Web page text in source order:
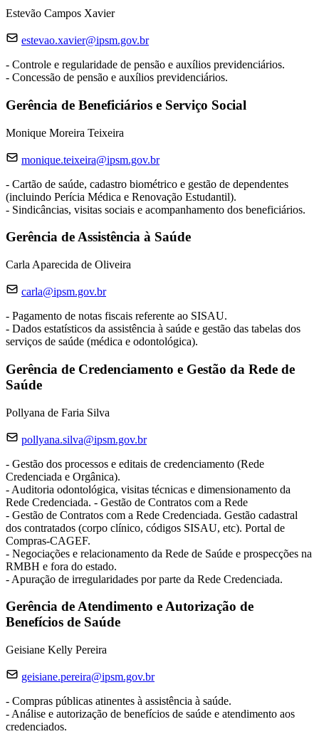
Estevão Campos Xavier
estevao.xavier@ipsm.gov.br
- Controle e regularidade de pensão e auxílios previdenciários.
- Concessão de pensão e auxílios previdenciários.
Gerência de Beneficiários e Serviço Social
Monique Moreira Teixeira
monique.teixeira@ipsm.gov.br
- Cartão de saúde, cadastro biométrico e gestão de dependentes
(incluindo Perícia Médica e Renovação Estudantil).
- Sindicâncias, visitas sociais e acompanhamento dos beneficiários.
Gerência de Assistência à Saúde
Carla Aparecida de Oliveira
carla@ipsm.gov.br
- Pagamento de notas fiscais referente ao SISAU.
- Dados estatísticos da assistência à saúde e gestão das tabelas dos
serviços de saúde (médica e odontológica).
Gerência de Credenciamento e Gestão da Rede de
Saúde
Pollyana de Faria Silva
pollyana.silva@ipsm.gov.br
- Gestão dos processos e editais de credenciamento (Rede
Credenciada e Orgânica).
- Auditoria odontológica, visitas técnicas e dimensionamento da
Rede Credenciada. - Gestão de Contratos com a Rede
- Gestão de Contratos com a Rede Credenciada. Gestão cadastral
dos contratados (corpo clínico, códigos SISAU, etc). Portal de
Compras-CAGEF.
- Negociações e relacionamento da Rede de Saúde e prospecções na
RMBH e fora do estado.
- Apuração de irregularidades por parte da Rede Credenciada.
Gerência de Atendimento e Autorização de
Benefícios de Saúde
Geisiane Kelly Pereira
geisiane.pereira@ipsm.gov.br
- Compras públicas atinentes à assistência à saúde.
- Análise e autorização de benefícios de saúde e atendimento aos
credenciados.